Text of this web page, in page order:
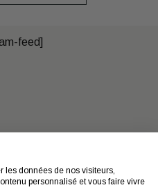
les données de nos visiteurs,
personnalisé et vous faire vivre
feed]
Mentions légales